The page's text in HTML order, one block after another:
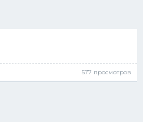
577 просмотров